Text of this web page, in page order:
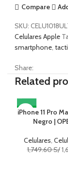
Compare
SKU:
Celulares Apple
smartphone
Share:
Related
-7%
iPhone 11 Pro
Negro |
Celulares
1,749.60S/